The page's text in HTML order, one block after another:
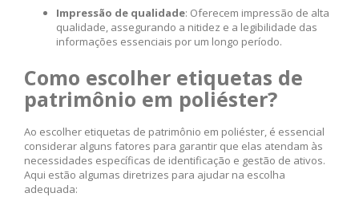
Impressão de qualidade: Oferecem impressão de alta
qualidade, assegurando a nitidez e a legibilidade das
informações essenciais por um longo período.
Como escolher etiquetas de
patrimônio em poliéster?
Ao escolher etiquetas de patrimônio em poliéster, é essencial
considerar alguns fatores para garantir que elas atendam às
necessidades específicas de identificação e gestão de ativos.
Aqui estão algumas diretrizes para ajudar na escolha
adequada: